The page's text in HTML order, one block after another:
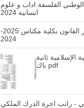
الفلسفة اداب و علوم
انسانية 2024
التسجيل في ماستر القانون بكلية مكناس 2025-
2024
الإسلامية ثانية
باك pdf
- راتب اجرة الدرك الملكي